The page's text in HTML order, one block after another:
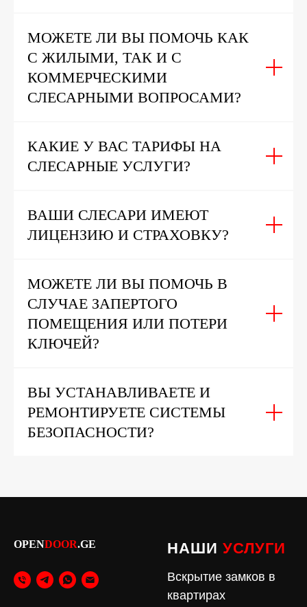
МОЖЕТЕ ЛИ ВЫ ПОМОЧЬ КАК
С ЖИЛЫМИ, ТАК И С
КОММЕРЧЕСКИМИ
СЛЕСАРНЫМИ ВОПРОСАМИ?
КАКИЕ У ВАС ТАРИФЫ НА
СЛЕСАРНЫЕ УСЛУГИ?
ВАШИ СЛЕСАРИ ИМЕЮТ
ЛИЦЕНЗИЮ И СТРАХОВКУ?
МОЖЕТЕ ЛИ ВЫ ПОМОЧЬ В
СЛУЧАЕ ЗАПЕРТОГО
ПОМЕЩЕНИЯ ИЛИ ПОТЕРИ
КЛЮЧЕЙ?
ВЫ УСТАНАВЛИВАЕТЕ И
РЕМОНТИРУЕТЕ СИСТЕМЫ
БЕЗОПАСНОСТИ?
OPENDOOR.GE НАШИ УСЛУГИ
Вскрытие замков в
квартирах